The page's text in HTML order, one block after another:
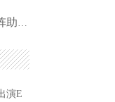
王燕阳带你玩转黄小厨市集!素颜上阵助力嫣然天使
何润东夏日写真魅力多变 黑色蕾丝透视西装性感吸